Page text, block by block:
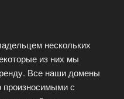
нескольких
из них мы
Все наши домены
с